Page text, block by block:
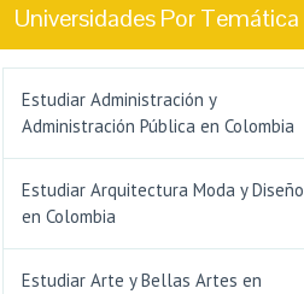
Universidades Por Temática
Estudiar Administración y
Administración Pública en Colombia
Estudiar Arquitectura Moda y Diseño
en Colombia
Estudiar Arte y Bellas Artes en